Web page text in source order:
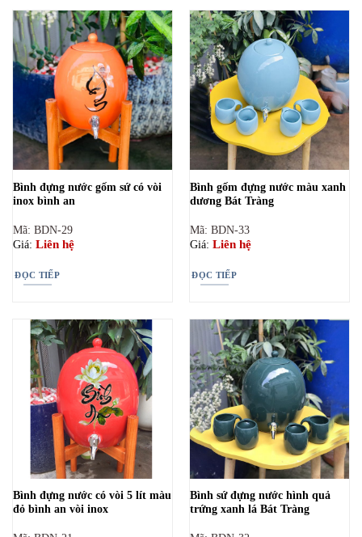
Bình đựng nước gốm sứ có vòi
inox bình an
Mã: BDN-29
Giá: Liên hệ
ĐỌC TIẾP
Bình gốm đựng nước màu xanh
dương Bát Tràng
Mã: BDN-33
Giá: Liên hệ
ĐỌC TIẾP
Bình đựng nước có vòi 5 lít màu
đỏ bình an vòi inox
Bình sứ đựng nước hình quả
trứng xanh lá Bát Tràng